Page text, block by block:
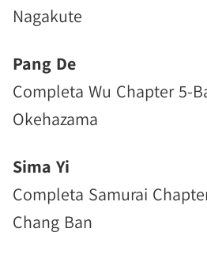
Nagakute
Pang De
Completa Wu Chapter 5-
Okehazama
Sima Yi
Completa Samurai
Chang Ban